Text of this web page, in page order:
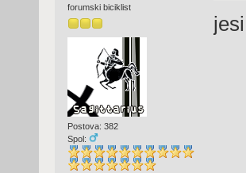
forumski biciklist
Postova: 382
Spol: